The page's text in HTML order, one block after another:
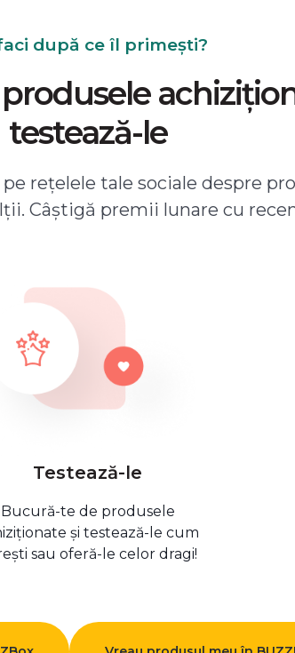
după ce îl primești?
testează-le
rețelele tale sociale despre
Câștigă premii lunare cu
Testează-le
Bucură-te de produsele
și testează-le cum
sau oferă-le celor dragi!